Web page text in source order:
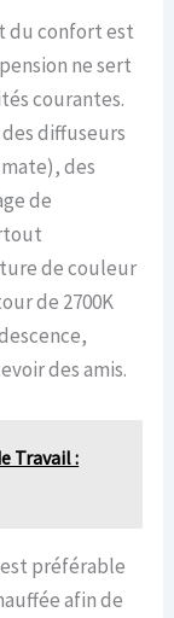
du confort est
ne sert
courantes.
diffuseurs
des
de
de couleur
de 2700K
des amis.
Travail :
préférable
afin de